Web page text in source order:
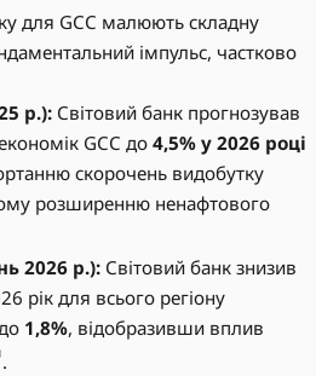
для GCC малюють складну
імпульс, частково
р.): Світовий банк прогнозував
GCC до 4,5% у 2026 році
скорочень видобутку
розширенню ненафтового
2026 р.): Світовий банк знизив
рік для всього регіону
1,8%, відобразивши вплив
.